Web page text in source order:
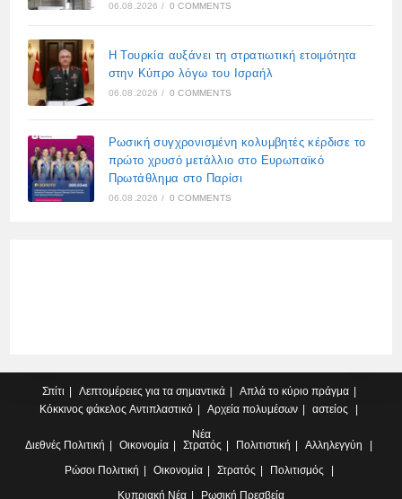
06.08.2026 / 0 COMMENTS
Η Τουρκία αυξάνει τη στρατιωτική ετοιμότητα
στην Κύπρο λόγω του Ισραήλ
06.08.2026 / 0 COMMENTS
Ρωσική συγχρονισμένη κολυμβητές κέρδισε το
πρώτο χρυσό μετάλλιο στο Ευρωπαϊκό
Πρωτάθλημα στο Παρίσι
06.08.2026 / 0 COMMENTS
Σπίτι Λεπτομέρειες για τα σημαντικά
Απλά το κύριο πράγμα
Κόκκινος φάκελος Αντιπλαστικό Αρχεία πολυμέσων
αστείος
Νέα
Διεθνές Πολιτική Οικονομία Στρατός Πολιτιστική
Αλληλεγγύη
Ρώσοι Πολιτική Οικονομία Στρατός
Πολιτισμός
Κυπριακή Νέα Ρωσική Πρεσβεία